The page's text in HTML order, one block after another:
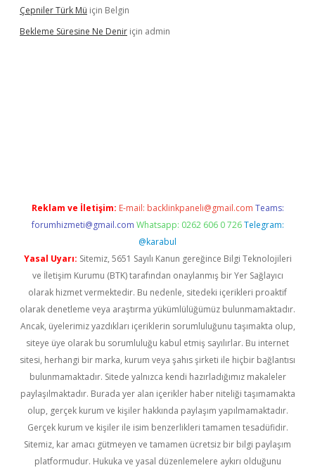
Çepniler Türk Mü için Belgin
Bekleme Süresine Ne Denir için admin
Reklam ve İletişim: E-mail: backlinkpaneli@gmail.com Teams:
forumhizmeti@gmail.com Whatsapp: 0262 606 0 726 Telegram:
@karabul
Yasal Uyarı: Sitemiz, 5651 Sayılı Kanun gereğince Bilgi Teknolojileri
ve İletişim Kurumu (BTK) tarafından onaylanmış bir Yer Sağlayıcı
olarak hizmet vermektedir. Bu nedenle, sitedeki içerikleri proaktif
olarak denetleme veya araştırma yükümlülüğümüz bulunmamaktadır.
Ancak, üyelerimiz yazdıkları içeriklerin sorumluluğunu taşımakta olup,
siteye üye olarak bu sorumluluğu kabul etmiş sayılırlar. Bu internet
sitesi, herhangi bir marka, kurum veya şahıs şirketi ile hiçbir bağlantısı
bulunmamaktadır. Sitede yalnızca kendi hazırladığımız makaleler
paylaşılmaktadır. Burada yer alan içerikler haber niteliği taşımamakta
olup, gerçek kurum ve kişiler hakkında paylaşım yapılmamaktadır.
Gerçek kurum ve kişiler ile isim benzerlikleri tamamen tesadüfidir.
Sitemiz, kar amacı gütmeyen ve tamamen ücretsiz bir bilgi paylaşım
platformudur. Hukuka ve yasal düzenlemelere aykırı olduğunu